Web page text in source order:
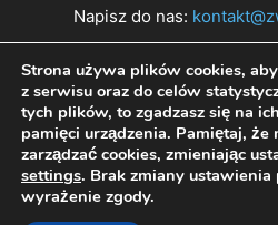
Napisz do nas:
PODĄŻAJ
Strona używa plików cookies,
z serwisu oraz do celów
tych plików, to zgadzasz się na
pamięci urządzenia. Pamiętaj, że
zarządzać cookies, zmieniając
settings. Brak zmiany ustawienia
wyrażenie zgody.